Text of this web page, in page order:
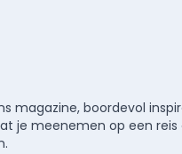
magazine, boordevol
je meenemen op een